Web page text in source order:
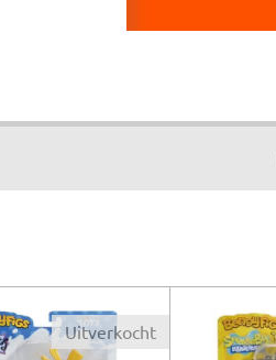
Uitverkocht